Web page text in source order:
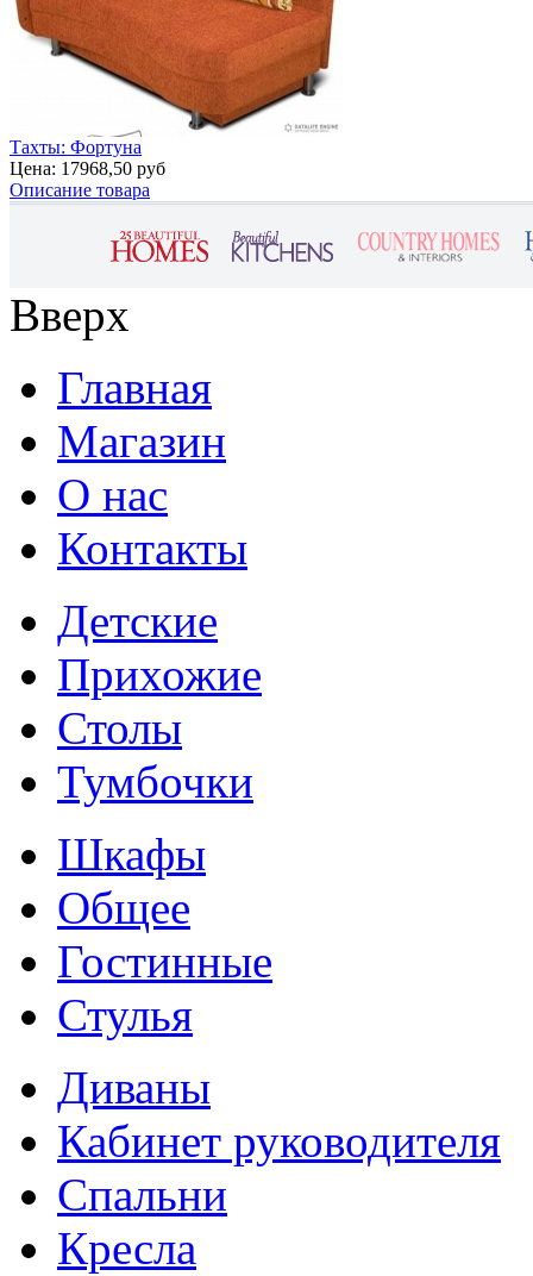
Тахты: Фортуна
Цена: 17968,50 руб
Описание товара
Вверх
Главная
Магазин
О нас
Контакты
Детские
Прихожие
Столы
Тумбочки
Шкафы
Общее
Гостинные
Стулья
Диваны
Кабинет руководителя
Спальни
Кресла